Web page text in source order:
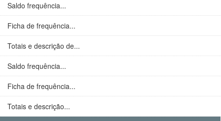
Saldo frequência...
Ficha de frequência...
Totais e descrição de...
Saldo frequência...
Ficha de frequência...
Totais e descrição...